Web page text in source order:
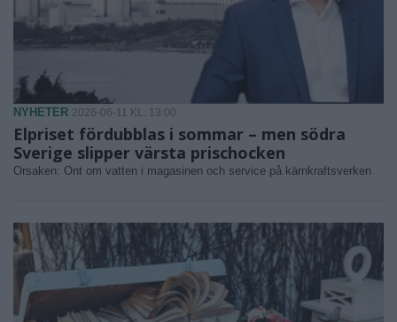
NYHETER 2026-06-11 KL. 13:00
Elpriset fördubblas i sommar – men södra
Sverige slipper värsta prischocken
Orsaken: Ont om vatten i magasinen och service på kärnkraftsverken